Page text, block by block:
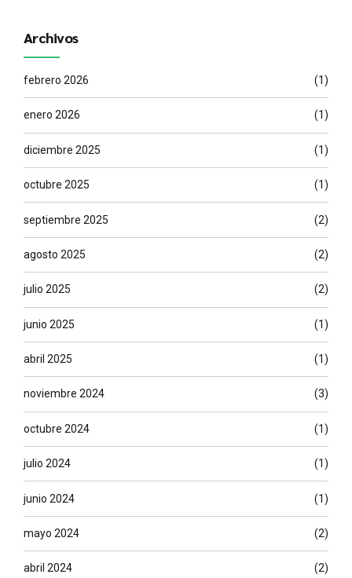
Archivos
febrero 2026 (1)
enero 2026 (1)
diciembre 2025 (1)
octubre 2025 (1)
septiembre 2025 (2)
agosto 2025 (2)
julio 2025 (2)
junio 2025 (1)
abril 2025 (1)
noviembre 2024 (3)
octubre 2024 (1)
julio 2024 (1)
junio 2024 (1)
mayo 2024 (2)
abril 2024 (2)